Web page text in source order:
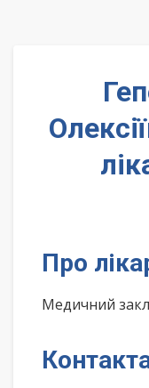
Про
Медичний